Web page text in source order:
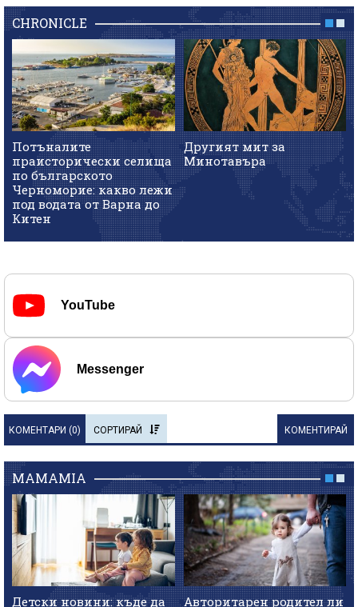
CHRONICLE
Потъналите
праисторически селища
по българското
Черноморие: какво лежи
под водата от Варна до
Китен
Другият мит за
Минотавъра
YouTube
Messenger
КОМЕНТАРИ (0) СОРТИРАЙ КОМЕНТИРАЙ
MAMAMIA
Детски новини: къде да
Авторитарен родител ли